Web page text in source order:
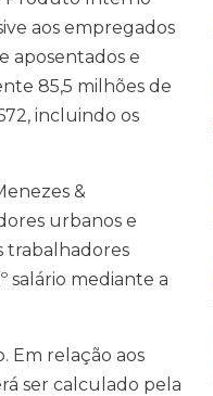
aos empregados
aposentados e
85,5 milhões de
incluindo os
&
urbanos e
trabalhadores
salário mediante a
Em relação aos
ser calculado pela